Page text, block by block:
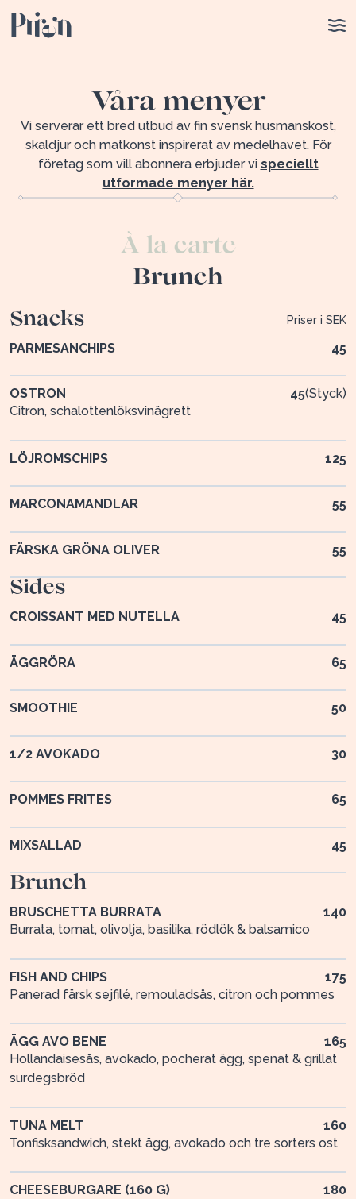
Våra menyer
Vi serverar ett bred utbud av fin svensk husmanskost,
skaldjur och matkonst inspirerat av medelhavet. För
företag som vill abonnera erbjuder vi speciellt
utformade menyer här.
À la carte
Brunch
Snacks Priser i SEK
PARMESANCHIPS 45
OSTRON 45(Styck)
Citron, schalottenlöksvinägrett
LÖJROMSCHIPS 125
MARCONAMANDLAR 55
FÄRSKA GRÖNA OLIVER 55
Sides
CROISSANT MED NUTELLA 45
ÄGGRÖRA 65
SMOOTHIE 50
1/2 AVOKADO 30
POMMES FRITES 65
MIXSALLAD 45
Brunch
BRUSCHETTA BURRATA
140
Burrata, tomat, olivolja, basilika, rödlök & balsamico
FISH AND CHIPS
175
Panerad färsk sejfilé, remouladsås, citron och pommes
ÄGG AVO BENE
165
Hollandaisesås, avokado, pocherat ägg, spenat & grillat
surdegsbröd
TUNA MELT
160
Tonfisksandwich, stekt ägg, avokado och tre sorters ost
CHEESEBURGARE (160 G)
180